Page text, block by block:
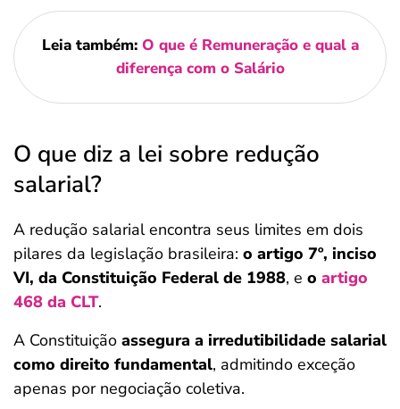
Leia também: O que é Remuneração e qual a
diferença com o Salário
O que diz a lei sobre redução
salarial?
A redução salarial encontra seus limites em dois
pilares da legislação brasileira: o artigo 7º, inciso
VI, da Constituição Federal de 1988, e o artigo
468 da CLT.
A Constituição assegura a irredutibilidade salarial
como direito fundamental, admitindo exceção
apenas por negociação coletiva.